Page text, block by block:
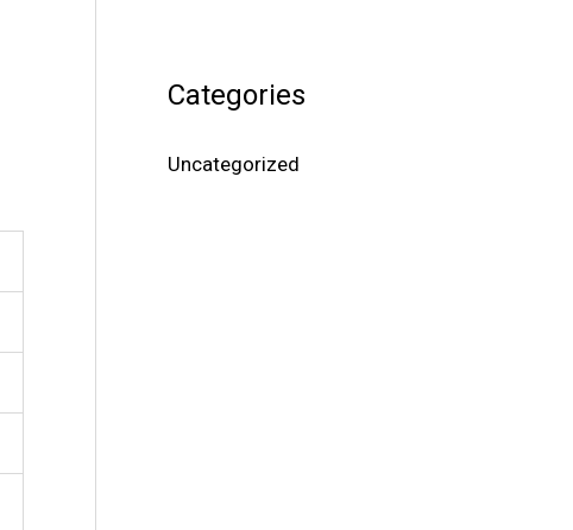
Categories
Uncategorized